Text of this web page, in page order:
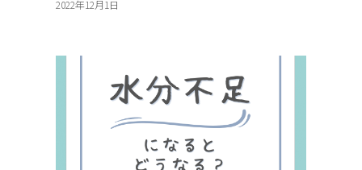
2022年12月1日